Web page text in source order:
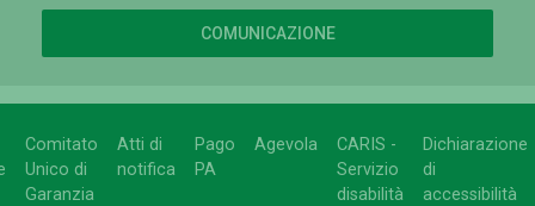
COMUNICAZIONE
Comitato
Unico di
Garanzia
Atti di
notifica
Pago
PA
Agevola
CARIS -
Servizio
disabilità
Dichiarazione
di
accessibilità